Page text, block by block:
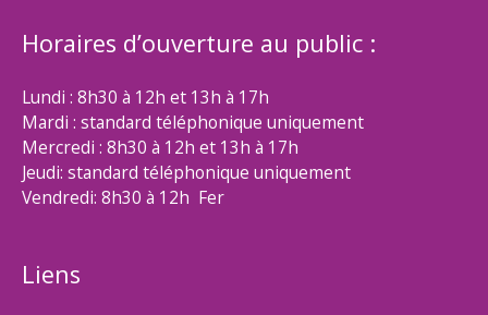
Horaires d’ouverture au public :
Lundi : 8h30 à 12h et 13h à 17h
Mardi : standard téléphonique uniquement
Mercredi : 8h30 à 12h et 13h à 17h
Jeudi: standard téléphonique uniquement
Vendredi: 8h30 à 12h Fer
Liens